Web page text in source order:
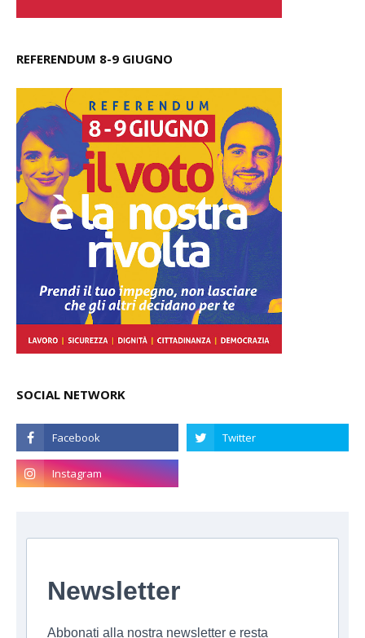
REFERENDUM 8-9 GIUGNO
SOCIAL NETWORK
Newsletter
Abbonati alla nostra newsletter e resta